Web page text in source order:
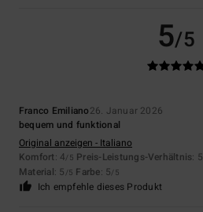
5/5
Franco Emiliano26. Januar 2026
bequem und funktional
Original anzeigen - Italiano
Komfort: 4/5 Preis-Leistungs-Verhältnis: 5
Material: 5 /5 Farbe: 5/5
Ich empfehle dieses Produkt